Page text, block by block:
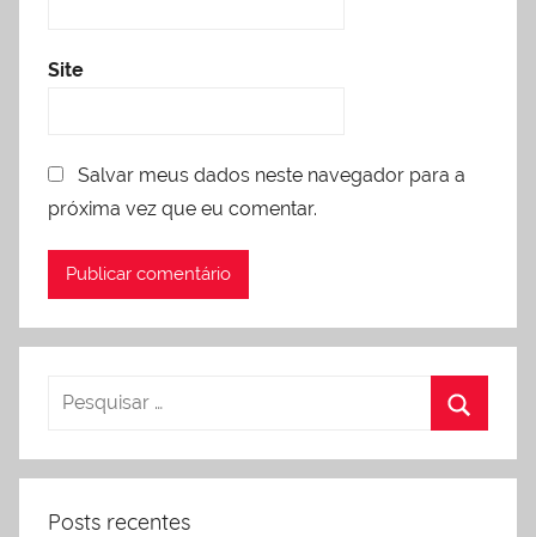
Site
Salvar meus dados neste navegador para a
próxima vez que eu comentar.
Posts recentes